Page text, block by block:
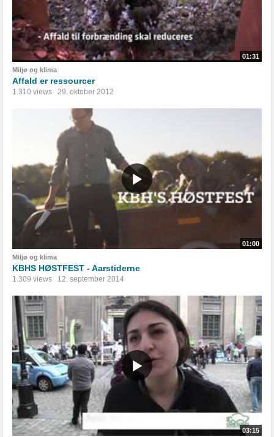
01:31
Miljø og klima
Affald er ressourcer
1.310 views 29. oktober 2012
01:00
Miljø og klima
KBHS HØSTFEST - Aarstiderne
1.309 views 12. september 2014
03:15